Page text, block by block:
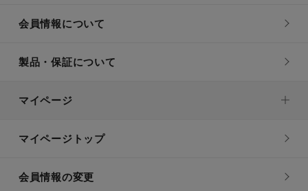
会員情報について
製品・保証について
マイページ
マイページトップ
会員情報の変更